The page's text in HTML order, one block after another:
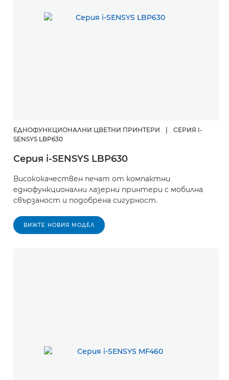
ЕДНОФУНКЦИОНАЛНИ ЦВЕТНИ ПРИНТЕРИ |
СЕРИЯ I-
SENSYS LBP630
Серия i-SENSYS LBP630
Висококачествен печат от компактни
еднофункционални лазерни принтери с мобилна
свързаност и подобрена сигурност.
ВИЖТЕ НОВИЯ МОДЕЛ